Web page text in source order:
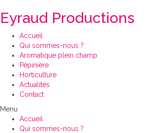
Eyraud Productions
Accueil
Qui sommes-nous ?
Aromatique plein champ
Pépinière
Horticulture
Actualités
Contact
Menu
Accueil
Qui sommes-nous ?